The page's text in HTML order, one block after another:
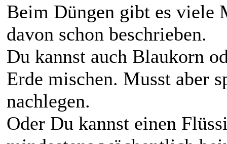
Beim Düngen gibt es viele
davon schon beschrieben.
Du kannst auch Blaukorn
Erde mischen. Musst aber
nachlegen.
Oder Du kannst einen